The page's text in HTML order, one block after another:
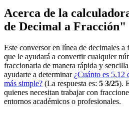
Acerca de la
de Decimal a Fracción"
Este conversor en línea de decimales a
que le ayudará a convertir cualquier
fraccionaria de manera rápida y
ayudarte a determinar ¿Cuánto es 5,12
más simple? (La respuesta es: 5 3/25).
quienes necesitan trabajar con
entornos académicos o profesionales.